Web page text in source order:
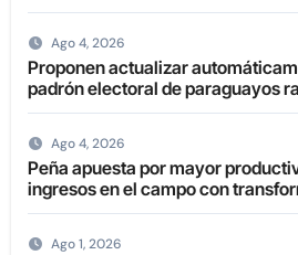
Ago 4, 2026
Proponen actualizar
padrón electoral de paraguayos
en el extranjero
Ago 4, 2026
Peña apuesta por mayor
ingresos en el campo con
de la agricultura familiar
Ago 1, 2026